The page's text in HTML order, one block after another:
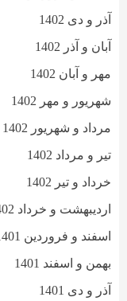
آذر و دی 1402
آبان و آذر 1402
مهر و آبان 1402
شهریور و مهر 1402
مرداد و شهریور 1402
تیر و مرداد 1402
خرداد و تیر 1402
اردیبهشت و خرداد 1402
اسفند و فروردین 1401
بهمن و اسفند 1401
آذر و دی 1401